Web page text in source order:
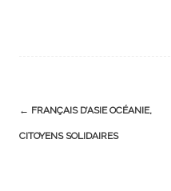
Post
navigation
← FRANÇAIS D’ASIE OCÉANIE,
CITOYENS SOLIDAIRES